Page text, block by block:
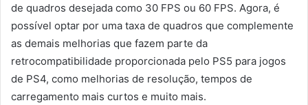
de quadros desejada como 30 FPS ou 60 FPS. Agora, é
possível optar por uma taxa de quadros que complemente
as demais melhorias que fazem parte da
retrocompatibilidade proporcionada pelo PS5 para jogos
de PS4, como melhorias de resolução, tempos de
carregamento mais curtos e muito mais.